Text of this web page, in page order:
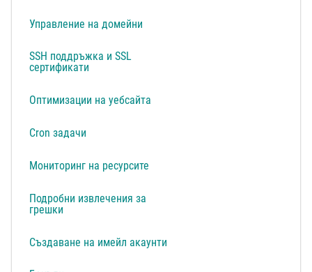
Управление на домейни
SSH поддръжка и SSL
сертификати
Оптимизации на уебсайта
Cron задачи
Мониторинг на ресурсите
Подробни извлечения за
грешки
Създаване на имейл акаунти